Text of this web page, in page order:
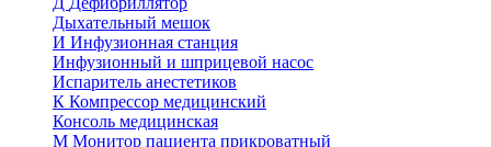
Дыхательный мешок
И Инфузионная станция
Инфузионный и шприцевой насос
Испаритель анестетиков
К Компрессор медицинский
Консоль медицинская
М Монитор пациента прикроватный